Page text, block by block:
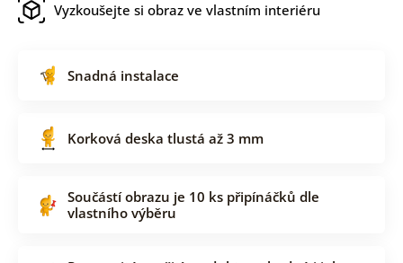
Vyzkoušejte si obraz ve vlastním interiéru
Snadná instalace
Korková deska tlustá až 3 mm
Součástí obrazu je 10 ks připínáčků dle
vlastního výběru